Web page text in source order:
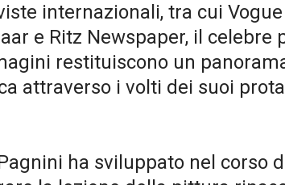
internazionali, tra cui
e Ritz Newspaper, il celebre
restituiscono un
attraverso i volti dei suoi
ha sviluppato nel corso